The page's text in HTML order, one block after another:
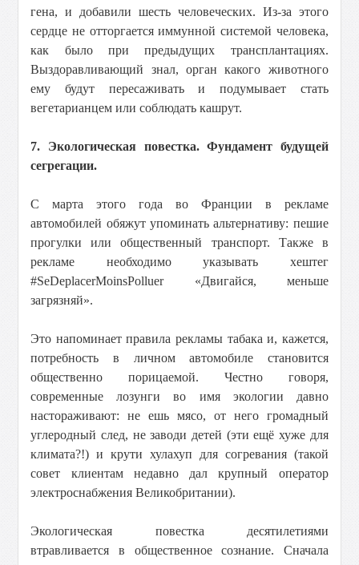
гена, и добавили шесть человеческих. Из-за этого
сердце не отторгается иммунной системой человека,
как было при предыдущих трансплантациях.
Выздоравливающий знал, орган какого животного
ему будут пересаживать и подумывает стать
вегетарианцем или соблюдать кашрут.
7. Экологическая повестка. Фундамент будущей
сегрегации.
C марта этого года во Франции в рекламе
автомобилей обяжут упоминать альтернативу: пешие
прогулки или общественный транспорт. Также в
рекламе необходимо указывать хештег
#SeDeplacerMoinsPolluer «Двигайся, меньше
загрязняй».
Это напоминает правила рекламы табака и, кажется,
потребность в личном автомобиле становится
общественно порицаемой. Честно говоря,
современные лозунги во имя экологии давно
настораживают: не ешь мясо, от него громадный
углеродный след, не заводи детей (эти ещё хуже для
климата?!) и крути хулахуп для согревания (такой
совет клиентам недавно дал крупный оператор
электроснабжения Великобритании).
Экологическая повестка десятилетиями
втравливается в общественное сознание. Сначала